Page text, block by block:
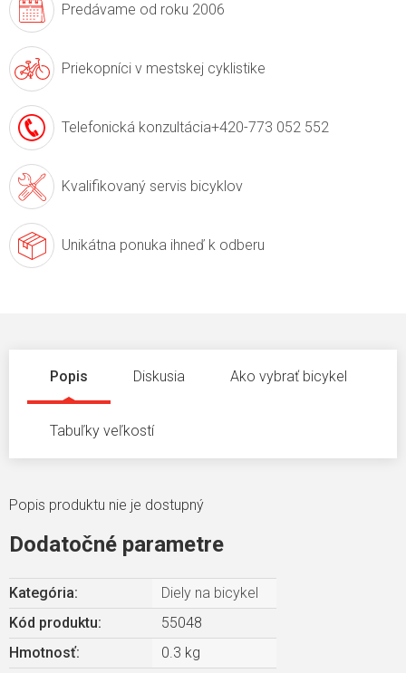
Predávame od roku 2006
Priekopníci v mestskej cyklistike
Telefonická konzultácia+420-773 052 552
Kvalifikovaný servis bicyklov
Unikátna ponuka ihneď k odberu
Popis Diskusia Ako vybrať bicykel
Tabuľky veľkostí
Popis produktu nie je dostupný
Dodatočné parametre
Kategória:
Diely na bicykel
Kód produktu:
55048
Hmotnosť:
0.3 kg